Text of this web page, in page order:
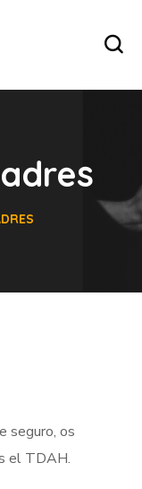
seguro, os
el TDAH.